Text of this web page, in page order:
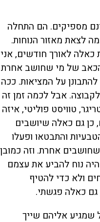
מספיקים. הם התחלה
לצאת מאזור הנוחות.
לאורך חודשים, אני
של מי שחושב אחרת
על המציאות. ככה
אבל לכמה זמן זה
טוויסט פוליטי, איזה
כן גם כאלה שיושבים
והתבטאו ופעלו
אחרת. וזה כמובן
נוח להביע את עצמם
ולא כדי להטיף
גם כאלה פגשתי.
אליהם שייך